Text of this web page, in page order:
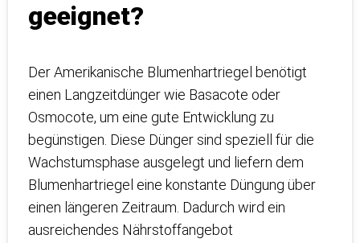
geeignet?
Der Amerikanische Blumenhartriegel benötigt
einen Langzeitdünger wie Basacote oder
Osmocote, um eine gute Entwicklung zu
begünstigen. Diese Dünger sind speziell für die
Wachstumsphase ausgelegt und liefern dem
Blumenhartriegel eine konstante Düngung über
einen längeren Zeitraum. Dadurch wird ein
ausreichendes Nährstoffangebot